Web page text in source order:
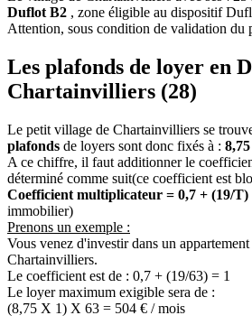
Duflot B2 , zone éligible au dispositif
Attention, sous condition de validation du
Les plafonds de loyer en
Chartainvilliers (28)
Le petit village de Chartainvilliers se
plafonds de loyers sont donc fixés à :
A ce chiffre, il faut additionner le
déterminé comme suit(ce coefficient est
Coefficient multiplicateur = 0,7 + (19/T)
immobilier)
Prenons un exemple :
Vous venez d'investir dans un
Chartainvilliers.
Le coefficient est de : 0,7 + (19/63) = 1
Le loyer maximum exigible sera de :
(8,75 X 1) X 63 = 504 € / mois